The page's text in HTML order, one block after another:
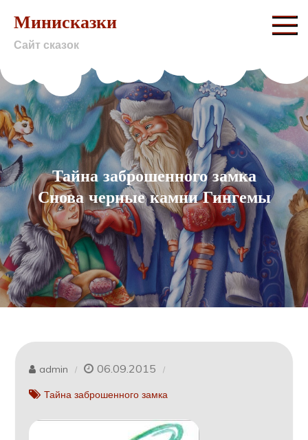
content
Минисказки
Сайт сказок
Тайна заброшенного замка
Снова черные камни Гингемы
admin 06.09.2015
Тайна заброшенного замка